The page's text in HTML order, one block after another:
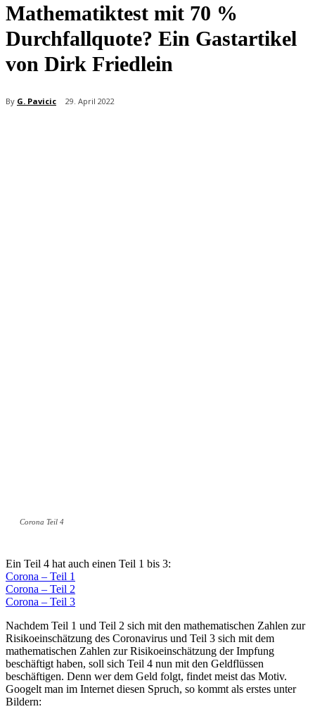
Mathematiktest mit 70 %
Durchfallquote? Ein Gastartikel
von Dirk Friedlein
By G. Pavicic 29. April 2022
Corona Teil 4
Ein Teil 4 hat auch einen Teil 1 bis 3:
Corona – Teil 1
Corona – Teil 2
Corona – Teil 3
Nachdem Teil 1 und Teil 2 sich mit den mathematischen Zahlen zur
Risikoeinschätzung des Coronavirus und Teil 3 sich mit dem
mathematischen Zahlen zur Risikoeinschätzung der Impfung
beschäftigt haben, soll sich Teil 4 nun mit den Geldflüssen
beschäftigen. Denn wer dem Geld folgt, findet meist das Motiv.
Googelt man im Internet diesen Spruch, so kommt als erstes unter
Bildern: